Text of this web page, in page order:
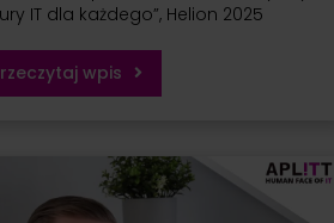
IT dla każdego”, Helion 2025
wpis